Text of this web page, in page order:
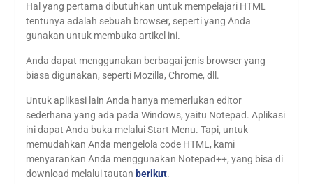
Hal yang pertama dibutuhkan untuk mempelajari HTML
tentunya adalah sebuah browser, seperti yang Anda
gunakan untuk membuka artikel ini.
Anda dapat menggunakan berbagai jenis browser yang
biasa digunakan, seperti Mozilla, Chrome, dll.
Untuk aplikasi lain Anda hanya memerlukan editor
sederhana yang ada pada Windows, yaitu Notepad. Aplikasi
ini dapat Anda buka melalui Start Menu. Tapi, untuk
memudahkan Anda mengelola code HTML, kami
menyarankan Anda menggunakan Notepad++, yang bisa di
download melalui tautan berikut.